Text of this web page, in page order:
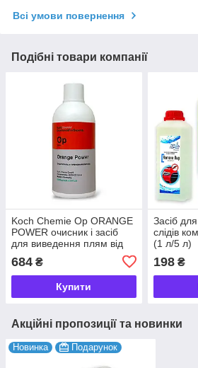
Всі умови повернення
Подібні товари компанії
Koch Chemie Op ORANGE
POWER очисник і засіб
для виведення плям від
клею, олив, комах, бітуму
250 мл
684 ₴
Купити
Засіб
слідів
(1 л/5 л)
198₴
Акційні пропозиції та новинки
Новинка Подарунок